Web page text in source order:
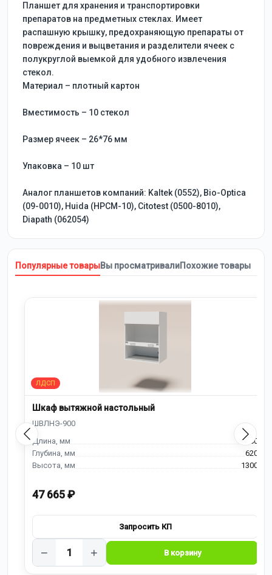
Планшет для хранения и транспортировки
препаратов на предметных стеклах. Имеет
распашную крышку, предохраняющую препараты от
повреждения и выцветания и разделители ячеек с
полукруглой выемкой для удобного извлечения
стекол.
Материал – плотный картон
Вместимость – 10 стекол
Размер ячеек – 26*76 мм
Упаковка – 10 шт
Аналог планшетов компаний: Kaltek (0552), Bio-Optica
(09-0010), Huida (НРСМ-10), Citotest (0500-8010),
Diapath (062054)
Популярные товарыВы просматривалиПохожие товары
Шкаф вытяжной настольный
900
620
1300
47 665 ₽
− +